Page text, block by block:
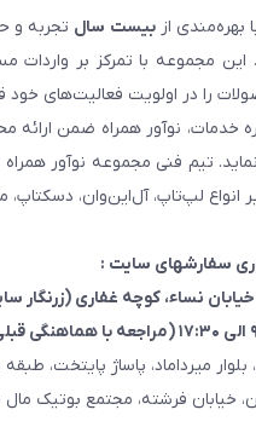
بهره‌مندی ازبیست سال تجربه و
را در اولویت فعالیت‌های خود
خدمات، نوآور همراه ضمن
تیم فنی مجموعه نوآور
لپ‌تاپ، آل‌این‌وان، دسکتاپ،
سفارشهای سایت :
خیابان نساء، کوچه غفاری (زرنگار
میرداماد، پاساژ پایتخت، طبقه